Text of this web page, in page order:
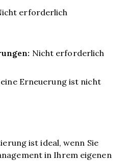
erforderlich
Nicht erforderlich
Erneuerung ist nicht
ist ideal, wenn Sie
in Ihrem eigenen